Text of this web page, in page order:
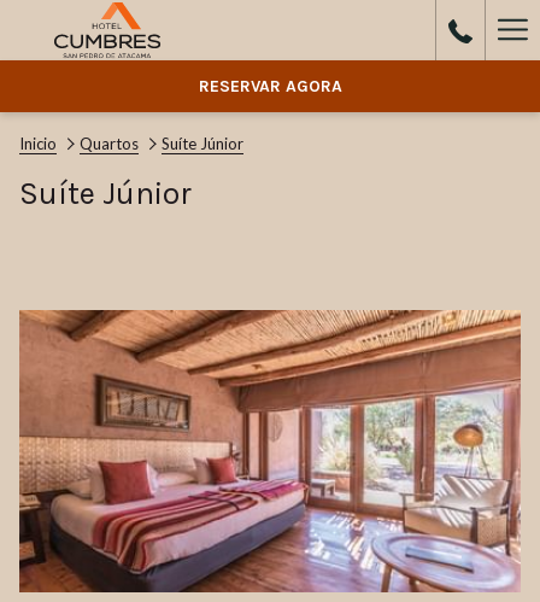
RESERVAR AGORA
Inicio Quartos Suíte Júnior
Suíte Júnior